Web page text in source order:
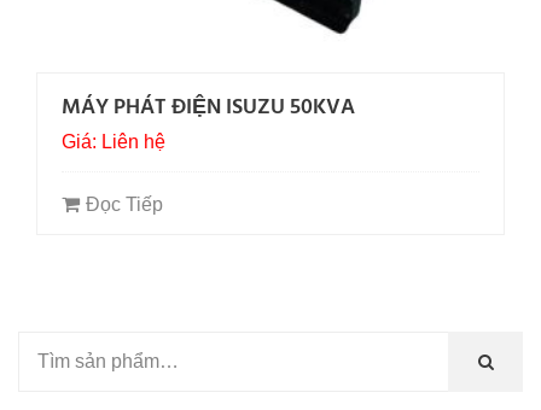
MÁY PHÁT ĐIỆN ISUZU 50KVA
Giá: Liên hệ
Đọc Tiếp